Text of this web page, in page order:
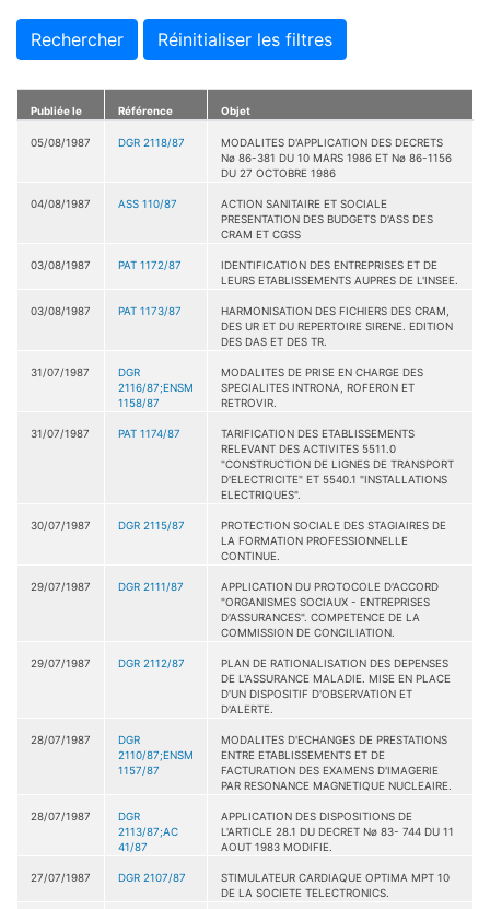
Rechercher Réinitialiser les filtres
Publiée le Référence Objet
05/08/1987 DGR 2118/87
MODALITES D'APPLICATION DES DECRETS
Nø 86-381 DU 10 MARS 1986 ET Nø 86-1156
DU 27 OCTOBRE 1986
04/08/1987 ASS 110/87
ACTION SANITAIRE ET SOCIALE
PRESENTATION DES BUDGETS D'ASS DES
CRAM ET CGSS
03/08/1987 PAT 1172/87
IDENTIFICATION DES ENTREPRISES ET DE
LEURS ETABLISSEMENTS AUPRES DE L'INSEE.
03/08/1987 PAT 1173/87
HARMONISATION DES FICHIERS DES CRAM,
DES UR ET DU REPERTOIRE SIRENE. EDITION
DES DAS ET DES TR.
31/07/1987
DGR
2116/87;ENSM
1158/87
MODALITES DE PRISE EN CHARGE DES
SPECIALITES INTRONA, ROFERON ET
RETROVIR.
31/07/1987 PAT 1174/87
TARIFICATION DES ETABLISSEMENTS
RELEVANT DES ACTIVITES 5511.0
"CONSTRUCTION DE LIGNES DE TRANSPORT
D'ELECTRICITE" ET 5540.1 "INSTALLATIONS
ELECTRIQUES".
30/07/1987 DGR 2115/87
PROTECTION SOCIALE DES STAGIAIRES DE
LA FORMATION PROFESSIONNELLE
CONTINUE.
29/07/1987 DGR 2111/87
APPLICATION DU PROTOCOLE D'ACCORD
"ORGANISMES SOCIAUX - ENTREPRISES
D'ASSURANCES". COMPETENCE DE LA
COMMISSION DE CONCILIATION.
29/07/1987 DGR 2112/87
PLAN DE RATIONALISATION DES DEPENSES
DE L'ASSURANCE MALADIE. MISE EN PLACE
D'UN DISPOSITIF D'OBSERVATION ET
D'ALERTE.
28/07/1987
DGR
2110/87;ENSM
1157/87
MODALITES D'ECHANGES DE PRESTATIONS
ENTRE ETABLISSEMENTS ET DE
FACTURATION DES EXAMENS D'IMAGERIE
PAR RESONANCE MAGNETIQUE NUCLEAIRE.
28/07/1987
DGR
2113/87;AC
41/87
APPLICATION DES DISPOSITIONS DE
L'ARTICLE 28.1 DU DECRET Nø 83- 744 DU 11
AOUT 1983 MODIFIE.
27/07/1987 DGR 2107/87
STIMULATEUR CARDIAQUE OPTIMA MPT 10
DE LA SOCIETE TELECTRONICS.